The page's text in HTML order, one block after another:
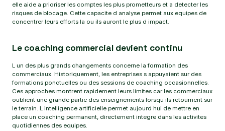
elle aide a prioriser les comptes les plus prometteurs et a detecter les
risques de blocage. Cette capacite d analyse permet aux equipes de
concentrer leurs efforts la ou ils auront le plus d impact.
Le coaching commercial devient continu
L un des plus grands changements concerne la formation des
commerciaux. Historiquement, les entreprises s appuyaient sur des
formations ponctuelles ou des sessions de coaching occasionnelles.
Ces approches montrent rapidement leurs limites car les commerciaux
oublient une grande partie des enseignements lorsqu ils retournent sur
le terrain. L intelligence artificielle permet aujourd hui de mettre en
place un coaching permanent, directement integre dans les activites
quotidiennes des equipes.